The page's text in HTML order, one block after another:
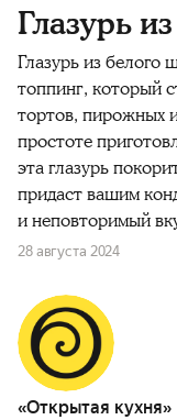
Глазурь
Глазурь из
топпинг, который
тортов, пирожных
простоте
эта глазурь
придаст вашим
и неповторимый
28 августа 2024
«Открытая кухня»